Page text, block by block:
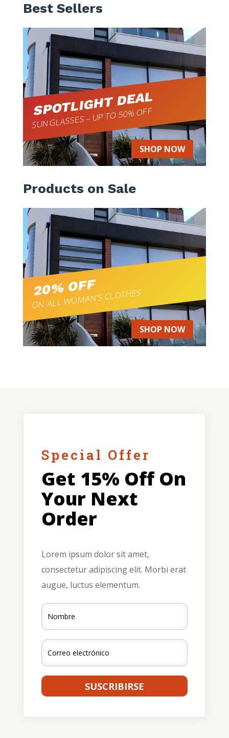
Best Sellers
SPOTLIGHT DEAL
SUNGLASSES – UP TO 50% OFF
SHOP NOW
Products on Sale
20% OFF
ON ALL WOMAN’S CLOTHES
SHOP NOW
Special Offer
Get 15% Off On
Your Next
Order
Lorem ipsum dolor sit amet,
consectetur adipiscing elit. Morbi erat
augue, luctus elementum.
SUSCRIBIRSE